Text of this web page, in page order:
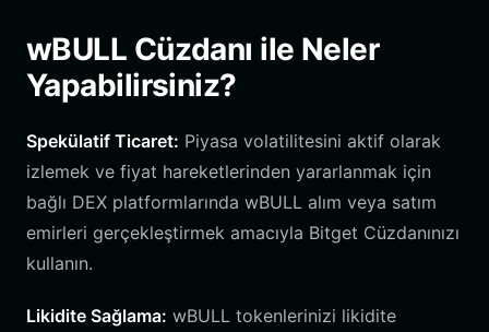
wBULL Cüzdanı ile Neler
Yapabilirsiniz?
Spekülatif Ticaret: Piyasa volatilitesini aktif olarak
izlemek ve fiyat hareketlerinden yararlanmak için
bağlı DEX platformlarında wBULL alım veya satım
emirleri gerçekleştirmek amacıyla Bitget Cüzdanınızı
kullanın.
Likidite Sağlama: wBULL tokenlerinizi likidite